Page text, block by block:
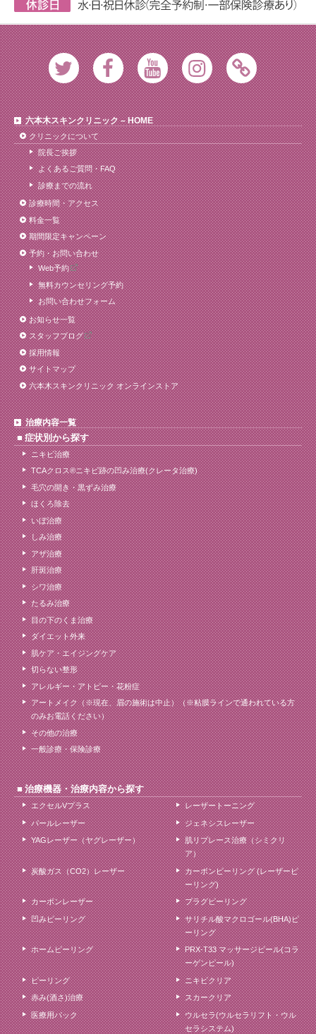
Twitter FacebookYoutube InstagramAmeblo
六本木スキンクリニック – HOME
クリニックについて
院長ご挨拶
よくあるご質問・FAQ
診療までの流れ
診療時間・アクセス
料金一覧
期間限定キャンペーン
予約・お問い合わせ
Web予約
無料カウンセリング予約
お問い合わせフォーム
お知らせ一覧
スタッフブログ
採用情報
サイトマップ
六本木スキンクリニック オンラインストア
治療内容一覧
症状別から探す
ニキビ治療
TCAクロス®ニキビ跡の凹み治療(クレータ治療)
毛穴の開き・黒ずみ治療
ほくろ除去
いぼ治療
しみ治療
アザ治療
肝斑治療
シワ治療
たるみ治療
目の下のくま治療
ダイエット外来
肌ケア・エイジングケア
切らない整形
アレルギー・アトピー・花粉症
アートメイク（※現在、眉の施術は中止）（※粘膜ラインで通われている方
のみお電話ください）
その他の治療
一般診療・保険診療
治療機器・治療内容から探す
エクセルVプラス レーザートーニング
パールレーザー ジェネシスレーザー
YAGレーザー（ヤグレーザー）
肌リプレース治療（シミクリ
ア）
炭酸ガス（CO2）レーザー
カーボンピーリング (レーザーピ
ーリング)
カーボンレーザー プラグピーリング
凹みピーリング
サリチル酸マクロゴール(BHA)ピ
ーリング
ホームピーリング
PRX-T33 マッサージピール(コラ
ーゲンピール)
ピーリング ニキビクリア
赤み(酒さ)治療 スカークリア
医療用パック
ウルセラ(ウルセラリフト・ウル
セラシステム)